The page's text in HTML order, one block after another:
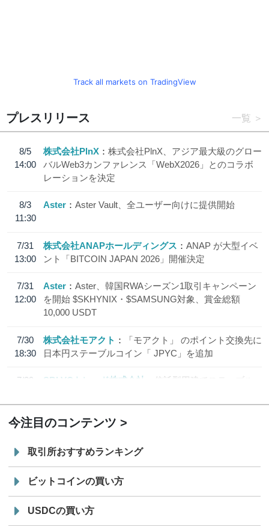
Track all markets on TradingView
プレスリリース 一覧
8/5
14:00
株式会社PlnX
株式会社PlnX、アジア最大級のグロー
バルWeb3カンファレンス「WebX2026」とのコラボ
レーションを決定
8/3
11:30
Aster Aster Vault、全ユーザー向けに提供開始
7/31
13:00
株式会社ANAPホールディングス
ANAP が大型イベ
ント「BITCOIN JAPAN 2026」開催決定
7/31
12:00
Aster
Aster、韓国RWAシーズン1取引キャンペーン
を開始 $SKHYNIX・$SAMSUNG対象、賞金総額
10,000 USDT
7/30
18:30
株式会社モアクト
「モアクト」 のポイント交換先に
日本円ステーブルコイン「 JPYC」を追加
7/29
SBI VCトレード株式会社
信託型円建てステーブル
今注目のコンテンツ
取引所おすすめランキング
ビットコインの買い方
USDCの買い方